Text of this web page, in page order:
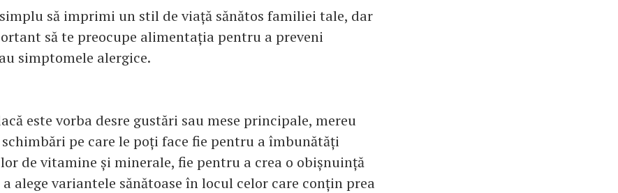
să imprimi un stil de viață sănătos familiei tale, dar
să te preocupe alimentația pentru a preveni
simptomele alergice.
este vorba desre gustări sau mese principale, mereu
pe care le poți face fie pentru a îmbunătăți
de vitamine și minerale, fie pentru a crea o obișnuință
alege variantele sănătoase în locul celor care conțin prea